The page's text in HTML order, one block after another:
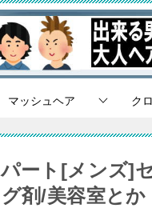
マッシュヘア ク
ート[メンズ]
剤/美容室と